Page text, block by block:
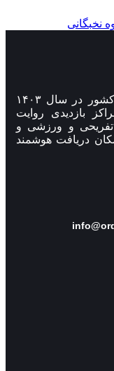
نخبگانی
سامانه جامع اردویی و مراکز بازدیدی کشور در سال ۱۴۰۳
بازدیدی روایت
تفریحی و ورزشی و
دریافت هوشمند